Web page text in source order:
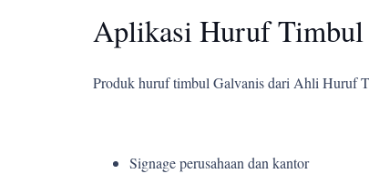
Aplikasi Huruf Timbul
Produk huruf timbul Galvanis dari Ahli Huruf
Signage perusahaan dan kantor